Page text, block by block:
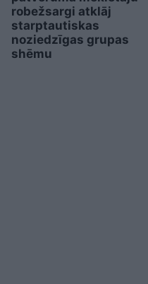
robežsargi atklāj
starptautiskas
noziedzīgas grupas
shēmu